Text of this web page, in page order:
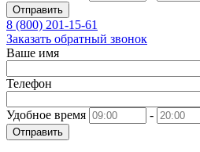
Отправить
8 (800) 201-15-61
Заказать обратный звонок
Ваше имя
Телефон
Удобное время -
Отправить